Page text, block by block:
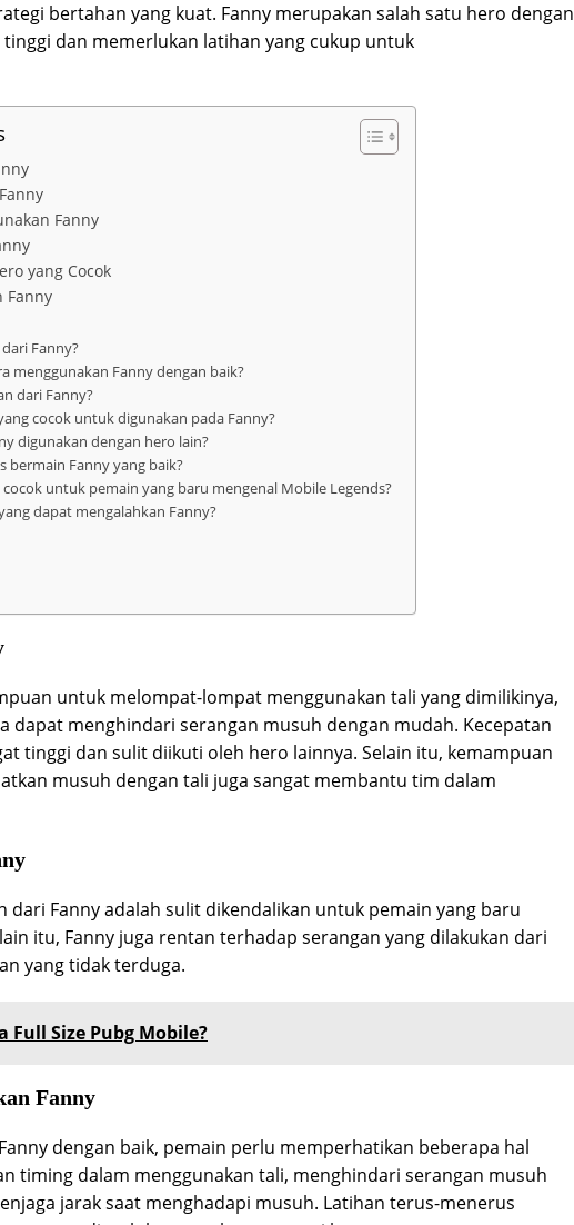
bertahan yang kuat. Fanny merupakan salah satu hero dengan
dan memerlukan latihan yang cukup untuk
Fanny
yang Cocok
Fanny
Fanny?
menggunakan Fanny dengan baik?
dari Fanny?
cocok untuk digunakan pada Fanny?
digunakan dengan hero lain?
bermain Fanny yang baik?
cocok untuk pemain yang baru mengenal Mobile Legends?
dapat mengalahkan Fanny?
untuk melompat-lompat menggunakan tali yang dimilikinya,
dapat menghindari serangan musuh dengan mudah. Kecepatan
tinggi dan sulit diikuti oleh hero lainnya. Selain itu, kemampuan
musuh dengan tali juga sangat membantu tim dalam
dari Fanny adalah sulit dikendalikan untuk pemain yang baru
itu, Fanny juga rentan terhadap serangan yang dilakukan dari
yang tidak terduga.
Full Size Pubg Mobile?
Fanny
dengan baik, pemain perlu memperhatikan beberapa hal
timing dalam menggunakan tali, menghindari serangan musuh
jarak saat menghadapi musuh. Latihan terus-menerus